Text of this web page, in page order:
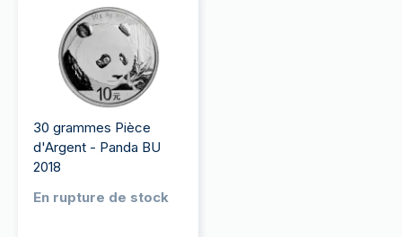
30 grammes Pièce
d'Argent - Panda BU
2018
En rupture de stock